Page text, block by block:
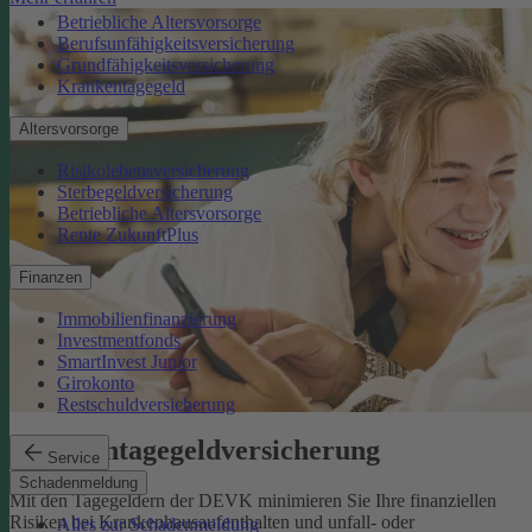
Betriebliche Altersvorsorge
Berufsunfähigkeitsversicherung
Grundfähigkeitsversicherung
Krankentagegeld
Altersvorsorge
Risikolebensversicherung
Sterbegeldversicherung
Betriebliche Altersvorsorge
Rente ZukunftPlus
Finanzen
Immobilienfinanzierung
Investmentfonds
SmartInvest Junior
Girokonto
Restschuldversicherung
Service
Schadenmeldung
Alles zur Schadenmeldung
Krankentagegeldversicherung
Mit den Tagegeldern der DEVK minimieren Sie Ihre finanziellen
Risiken bei Krankenhausaufenthalten und unfall- oder